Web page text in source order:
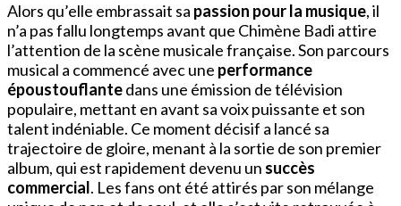
Alors qu’elle embrassait sa passion pour la musique, il
n’a pas fallu longtemps avant que Chimène Badi attire
l’attention de la scène musicale française. Son parcours
musical a commencé avec une performance
époustouflantedans une émission de télévision
populaire, mettant en avant sa voix puissante et son
talent indéniable. Ce moment décisif a lancé sa
trajectoire de gloire, menant à la sortie de son premier
album, qui est rapidement devenu un succès
commercial. Les fans ont été attirés par son mélange